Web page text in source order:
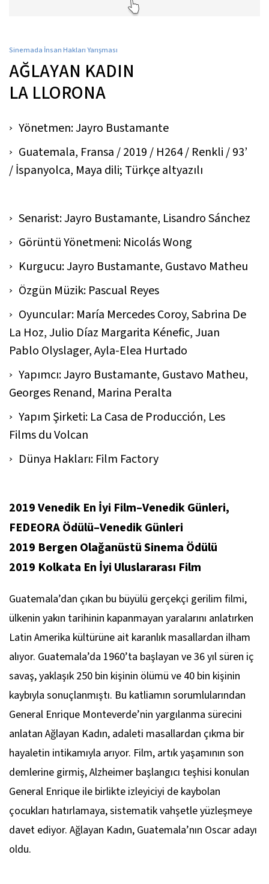
Sinemada İnsan Hakları Yarışması
AĞLAYAN KADIN
LA LLORONA
Yönetmen: Jayro Bustamante
Guatemala, Fransa / 2019 / H264 / Renkli / 93’
/ İspanyolca, Maya dili; Türkçe altyazılı
Senarist: Jayro Bustamante, Lisandro Sánchez
Görüntü Yönetmeni: Nicolás Wong
Kurgucu: Jayro Bustamante, Gustavo Matheu
Özgün Müzik: Pascual Reyes
Oyuncular: María Mercedes Coroy, Sabrina De
La Hoz, Julio Díaz Margarita Kénefic, Juan
Pablo Olyslager, Ayla-Elea Hurtado
Yapımcı: Jayro Bustamante, Gustavo Matheu,
Georges Renand, Marina Peralta
Yapım Şirketi: La Casa de Producción, Les
Films du Volcan
Dünya Hakları: Film Factory
2019 Venedik En İyi Film–Venedik Günleri,
FEDEORA Ödülü–Venedik Günleri
2019 Bergen Olağanüstü Sinema Ödülü
2019 Kolkata En İyi Uluslararası Film
Guatemala’dan çıkan bu büyülü gerçekçi gerilim filmi,
ülkenin yakın tarihinin kapanmayan yaralarını anlatırken
Latin Amerika kültürüne ait karanlık masallardan ilham
alıyor. Guatemala’da 1960’ta başlayan ve 36 yıl süren iç
savaş, yaklaşık 250 bin kişinin ölümü ve 40 bin kişinin
kaybıyla sonuçlanmıştı. Bu katliamın sorumlularından
General Enrique Monteverde’nin yargılanma sürecini
anlatan Ağlayan Kadın, adaleti masallardan çıkma bir
hayaletin intikamıyla arıyor. Film, artık yaşamının son
demlerine girmiş, Alzheimer başlangıcı teşhisi konulan
General Enrique ile birlikte izleyiciyi de kaybolan
çocukları hatırlamaya, sistematik vahşetle yüzleşmeye
davet ediyor. Ağlayan Kadın, Guatemala’nın Oscar adayı
oldu.